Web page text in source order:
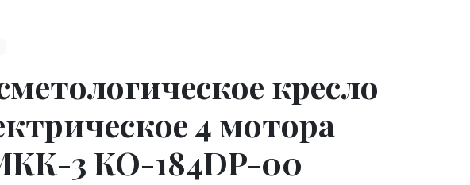
кресло
4 мотора
3 КО-184DP-00